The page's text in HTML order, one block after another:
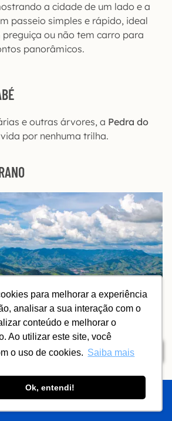
para melhorar a experiência
analisar a sua interação com o
conteúdo e melhorar o
Ao utilizar este site, você
o uso de cookies. Saiba mais
Ok, entendi!
FICAR COMER FAZER
Índice
a cidade de um lado e a
passeio simples e rápido, ideal
ou não tem carro para
panorâmicos.
e outras árvores, a Pedra do
por nenhuma trilha.
cuidado, a partir do Mirante do
observar São Bento do Sapucaí, a
da Balança e até Campos do
São Bento do Sapucaí.